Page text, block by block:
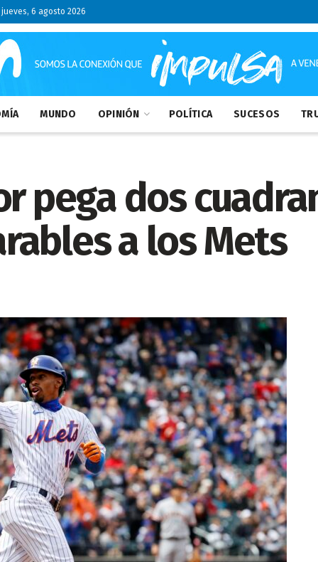
jueves, 6 agosto 2026
MUNDO OPINIÓN POLÍTICA SUCESOS
pega dos
a los Mets